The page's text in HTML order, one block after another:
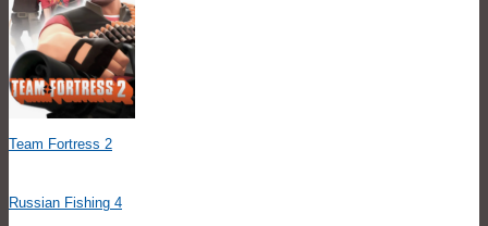
Team Fortress 2
Russian Fishing 4